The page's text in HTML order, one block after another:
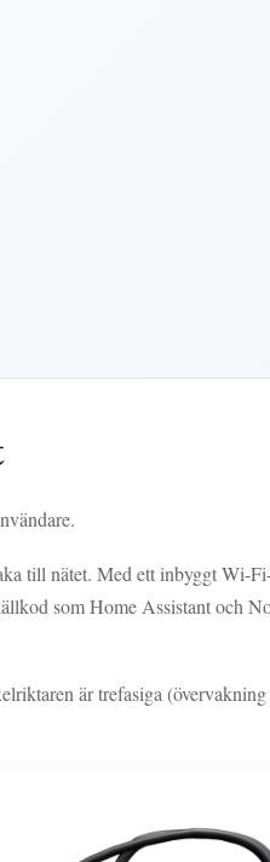
till nätet. Med ett inbyggt Wi-
som Home Assistant och
är trefasiga